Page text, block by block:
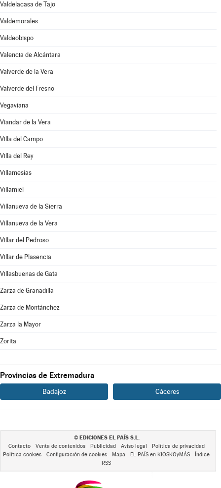
Valdelacasa de Tajo
Valdemorales
Valdeobispo
Valencia de Alcántara
Valverde de la Vera
Valverde del Fresno
Vegaviana
Viandar de la Vera
Villa del Campo
Villa del Rey
Villamesías
Villamiel
Villanueva de la Sierra
Villanueva de la Vera
Villar del Pedroso
Villar de Plasencia
Villasbuenas de Gata
Zarza de Granadilla
Zarza de Montánchez
Zarza la Mayor
Zorita
Provincias de Extremadura
Badajoz Cáceres
© EDICIONES EL PAÍS S.L.
Contacto Venta de contenidos Publicidad Aviso legal
Política de privacidad
Política cookies
Configuración de cookies Mapa EL PAÍS en KIOSKOyMÁS
Índice
RSS